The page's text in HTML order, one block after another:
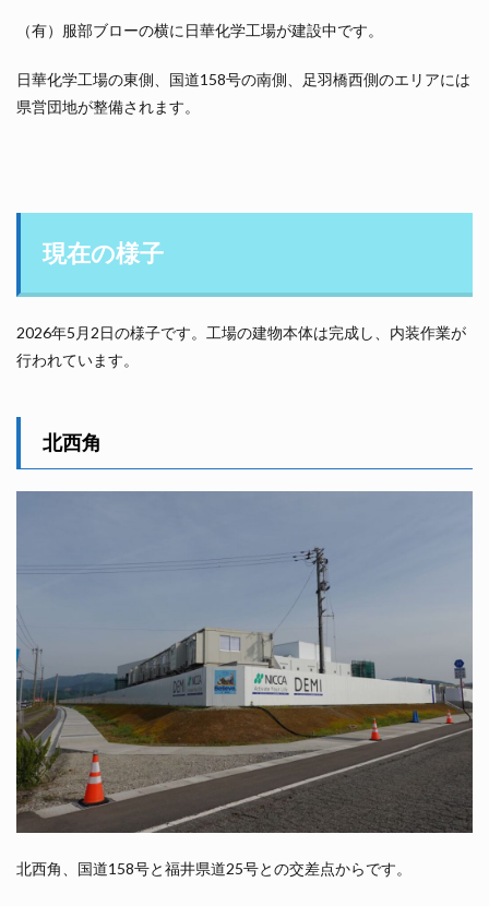
（有）服部ブローの横に日華化学工場が建設中です。
日華化学工場の東側、国道158号の南側、足羽橋西側のエリアには
県営団地が整備されます。
現在の様子
2026年5月2日の様子です。工場の建物本体は完成し、内装作業が
行われています。
北西角
北西角、国道158号と福井県道25号との交差点からです。